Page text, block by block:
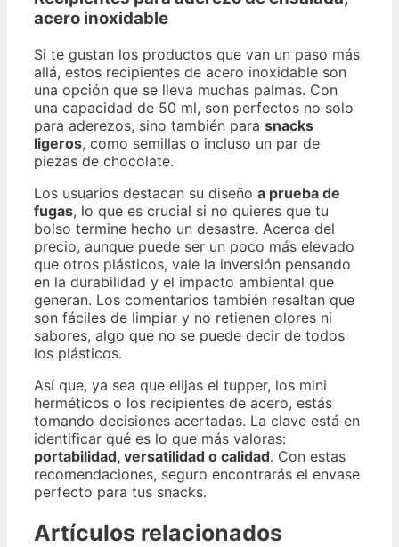
acero inoxidable
Si te gustan los productos que van un paso más
allá, estos recipientes de acero inoxidable son
una opción que se lleva muchas palmas. Con
una capacidad de 50 ml, son perfectos no solo
para aderezos, sino también para snacks
ligeros, como semillas o incluso un par de
piezas de chocolate.
Los usuarios destacan su diseño a prueba de
fugas, lo que es crucial si no quieres que tu
bolso termine hecho un desastre. Acerca del
precio, aunque puede ser un poco más elevado
que otros plásticos, vale la inversión pensando
en la durabilidad y el impacto ambiental que
generan. Los comentarios también resaltan que
son fáciles de limpiar y no retienen olores ni
sabores, algo que no se puede decir de todos
los plásticos.
Así que, ya sea que elijas el tupper, los mini
herméticos o los recipientes de acero, estás
tomando decisiones acertadas. La clave está en
identificar qué es lo que más valoras:
portabilidad, versatilidad o calidad. Con estas
recomendaciones, seguro encontrarás el envase
perfecto para tus snacks.
Artículos relacionados